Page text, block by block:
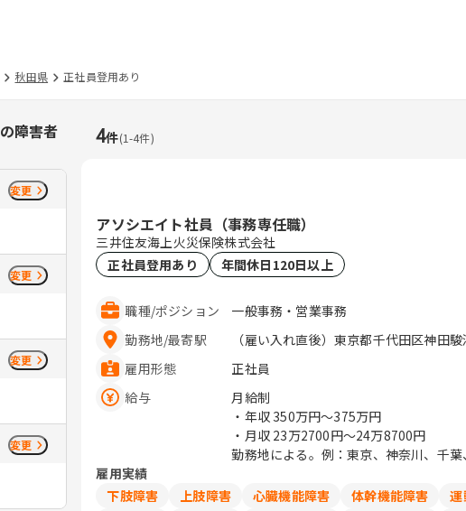
秋田県 正社員登用あり
の障害者
変更
変更
変更
変更
4件(1-4件)
アソシエイト社員（事務専任職）
三井住友海上火災保険株式会社
正社員登用あり
年間休日120日以上
職種/ポジション
一般事務・営業事務
勤務地/最寄駅
（雇い入れ直後）東京都千代田区神田
雇用形態
正社員
給与
月給制
・年収 350万円〜375万円
・月収 23万2700円〜24万8700円
勤務地による。例：東京、神奈川、千
雇用実績
下肢障害
上肢障害 心臓機能障害 体幹機能障害
運